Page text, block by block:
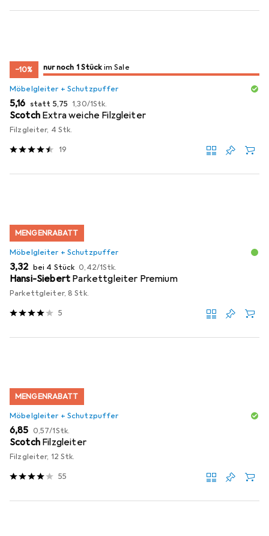
−10% noch 1 Stückim Sale
nur noch 1 Stück im Sale
Möbelgleiter + Schutzpuffer
EUR
5,16 statt EUR
5,75 EUR
1,30/1Stk.
Scotch Extra weiche Filzgleiter
Filzgleiter, 4 Stk.
19
MENGENRABATT
Möbelgleiter + Schutzpuffer
EUR
3,32 bei 4 Stück EUR
0,42/1Stk.
Hansi-Siebert Parkettgleiter Premium
Parkettgleiter, 8 Stk.
5
MENGENRABATT
Möbelgleiter + Schutzpuffer
EUR
6,85 EUR
0,57/1Stk.
Scotch Filzgleiter
Filzgleiter, 12 Stk.
55